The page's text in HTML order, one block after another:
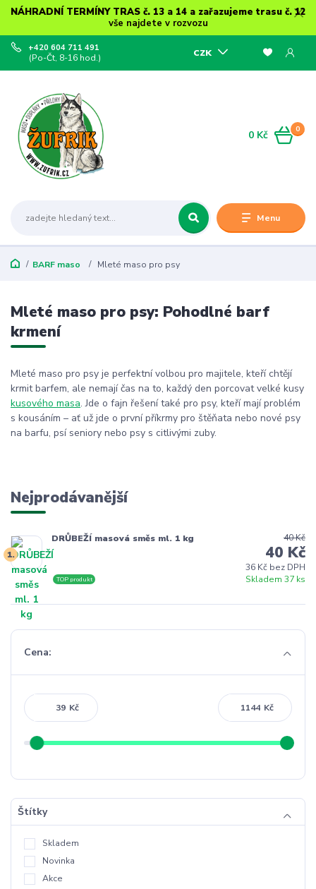
NÁHRADNÍ TERMÍNY TRAS č. 13 a 14 a zařazujeme trasu č. 12
vše najdete v rozvozu
Menu
CZK
+420 604 711 491
(Po-Čt, 8-16 hod.)
0
0 Kč
BARF maso Mleté maso pro psy
Mleté maso pro psy: Pohodlné barf
krmení
Mleté maso pro psy je perfektní volbou pro majitele, kteří chtějí
krmit barfem, ale nemají čas na to, každý den porcovat velké kusy
kusového masa. Jde o fajn řešení také pro psy, kteří mají problém
s kousáním – ať už jde o první příkrmy pro štěňata nebo nové psy
na barfu, psí seniory nebo psy s citlivými zuby.
Nejprodávanější
1.
DRŮBEŽÍ masová směs ml. 1 kg
Skladem 37 ks
TOP produkt
40 Kč
40 Kč
36 Kč bez DPH
Cena:
Kč Kč
Štítky
Skladem
Novinka
Akce